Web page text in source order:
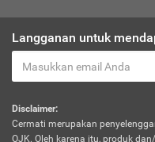
Langganan untuk
Disclaimer:
Cermati merupakan
OJK. Oleh karena itu, produk